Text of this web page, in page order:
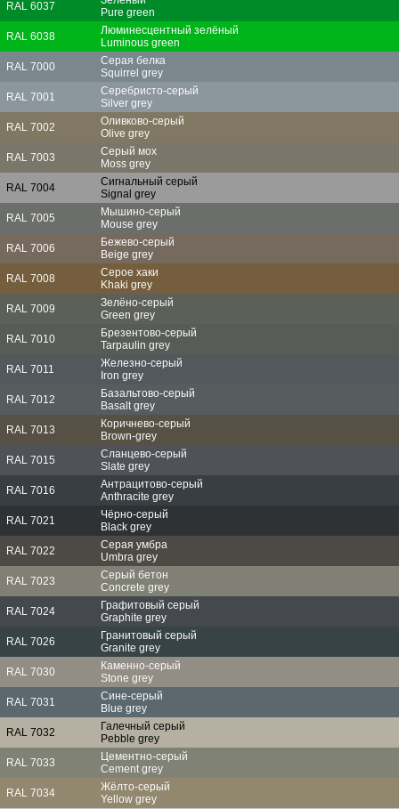
RAL 6037
Pure green
RAL 6038
Люминесцентный зелёный
Luminous green
RAL 7000
Серая белка
Squirrel grey
RAL 7001
Серебристо-серый
Silver grey
RAL 7002
Оливково-серый
Olive grey
RAL 7003
Серый мох
Moss grey
RAL 7004
Сигнальный серый
Signal grey
RAL 7005
Мышино-серый
Mouse grey
RAL 7006
Бежево-серый
Beige grey
RAL 7008
Серое хаки
Khaki grey
RAL 7009
Зелёно-серый
Green grey
RAL 7010
Брезентово-серый
Tarpaulin grey
RAL 7011
Железно-серый
Iron grey
RAL 7012
Базальтово-серый
Basalt grey
RAL 7013
Коричнево-серый
Brown-grey
RAL 7015
Сланцево-серый
Slate grey
RAL 7016
Антрацитово-серый
Anthracite grey
RAL 7021
Чёрно-серый
Black grey
RAL 7022
Серая умбра
Umbra grey
RAL 7023
Серый бетон
Concrete grey
RAL 7024
Графитовый серый
Graphite grey
RAL 7026
Гранитовый серый
Granite grey
RAL 7030
Каменно-серый
Stone grey
RAL 7031
Сине-серый
Blue grey
RAL 7032
Галечный серый
Pebble grey
RAL 7033
Цементно-серый
Cement grey
RAL 7034
Жёлто-серый
Yellow grey